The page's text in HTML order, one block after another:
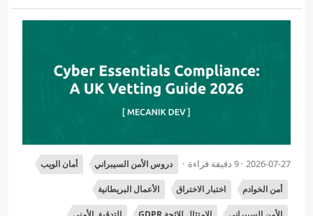
2026-07-27 9 دقيقة قراءة دروس الأمن السيبراني أمان الويب
أمن الخوادم اختبار الاختراق الأعمال البريطانية